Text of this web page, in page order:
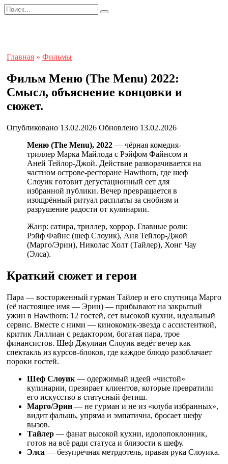
Перейти
к
Search
for:
Главная » Фильмы
Фильм Меню (The Menu) 2022:
Смысл, объяснение концовки и
сюжет.
Опубликовано 13.02.2026 Обновлено 13.02.2026
Меню (The Menu), 2022 — чёрная комедия-
триллер Марка Майлода с Рэйфом Файнсом и
Аней Тейлор-Джой. Действие разворачивается на
частном острове-ресторане Hawthorn, где шеф
Слоуик готовит дегустационный сет для
избранной публики. Вечер превращается в
изощрённый ритуал расплаты за снобизм и
разрушение радости от кулинарии.
Жанр: сатира, триллер, хоррор. Главные роли:
Рэйф Файнс (шеф Слоуик), Аня Тейлор-Джой
(Марго/Эрин), Николас Холт (Тайлер), Хонг Чау
(Элса).
Краткий сюжет и герои
Пара — восторженный гурман Тайлер и его спутница Марго
(её настоящее имя — Эрин) — прибывают на закрытый
ужин в Hawthorn: 12 гостей, сет высокой кухни, идеальный
сервис. Вместе с ними — кинокомик-звезда с ассистенткой,
критик Лиллиан с редактором, богатая пара, трое
финансистов. Шеф Джулиан Слоуик ведёт вечер как
спектакль из курсов-блоков, где каждое блюдо разоблачает
пороки гостей.
Шеф Слоуик — одержимый идеей «чистой»
кулинарии, презирает клиентов, которые превратили
его искусство в статусный фетиш.
Марго/Эрин — не гурман и не из «клуба избранных»,
видит фальшь, упряма и эмпатична, бросает шефу
вызов.
Тайлер — фанат высокой кухни, идолопоклонник,
готов на всё ради статуса и близости к шефу.
Элса — безупречная метрдотель, правая рука Слоуика.